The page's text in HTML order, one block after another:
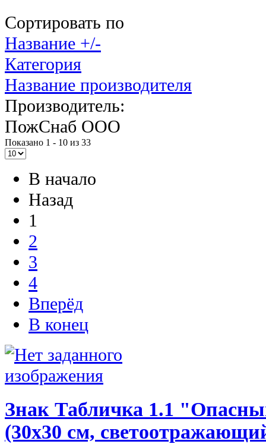
Сортировать по
Название +/-
Категория
Название производителя
Производитель:
ПожСнаб ООО
Показано 1 - 10 из 33
В начало
Назад
1
2
3
4
Вперёд
В конец
Знак Табличка 1.1
(30х30 см,